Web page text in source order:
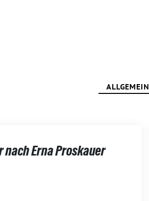
ALLGEMEIN
Erna Proskauer